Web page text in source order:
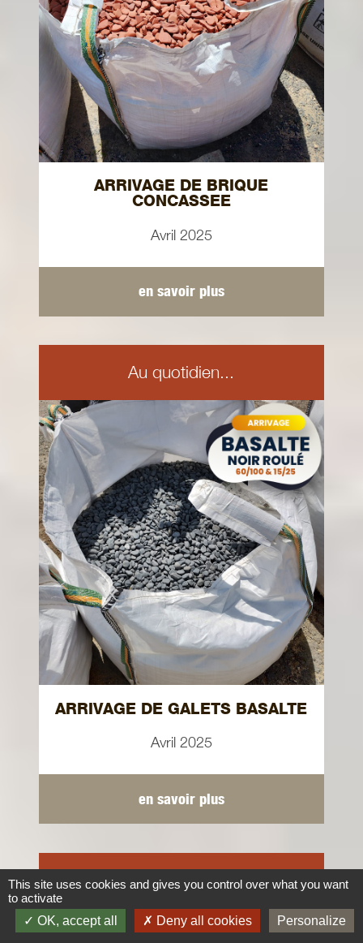
ARRIVAGE DE BRIQUE
CONCASSEE
Avril 2025
en savoir plus
Au quotidien...
ARRIVAGE DE GALETS BASALTE
Avril 2025
en savoir plus
Au quotidien...
This site uses cookies and gives you control over what you want
to activate
OK, accept all
Deny all cookies Personalize